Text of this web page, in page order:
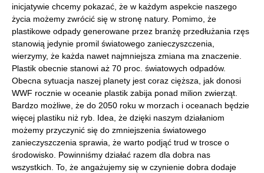
inicjatywie chcemy pokazać, że w każdym aspekcie naszego
życia możemy zwrócić się w stronę natury. Pomimo, że
plastikowe odpady generowane przez branżę przedłużania rzęs
stanowią jedynie promil światowego zanieczyszczenia,
wierzymy, że każda nawet najmniejsza zmiana ma znaczenie.
Plastik obecnie stanowi aż 70 proc. światowych odpadów.
Obecna sytuacja naszej planety jest coraz cięższa, jak donosi
WWF rocznie w oceanie plastik zabija ponad milion zwierząt.
Bardzo możliwe, że do 2050 roku w morzach i oceanach będzie
więcej plastiku niż ryb. Idea, że dzięki naszym działaniom
możemy przyczynić się do zmniejszenia światowego
zanieczyszczenia sprawia, że warto podjąć trud w trosce o
środowisko. Powinniśmy działać razem dla dobra nas
wszystkich. To, że angażujemy się w czynienie dobra dodaje